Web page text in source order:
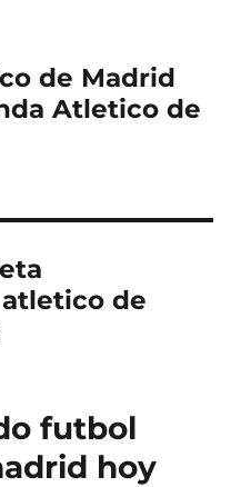
de Madrid
Atletico de
de
futbol
hoy